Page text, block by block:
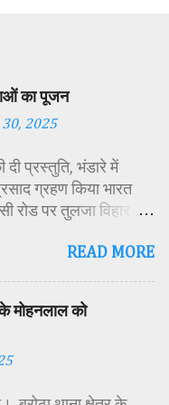
का पूजन
2025
दी प्रस्तुति, भंडारे में
ग्रहण किया भारत
रोड पर तुलजा विहार
एवं गरबा महोत्सव का
से आकर्षक साज-सज्जा की
महिला बाल विकास
पॉलिटेक्निक कॉलेज
READ MORE
मोहनलाल को